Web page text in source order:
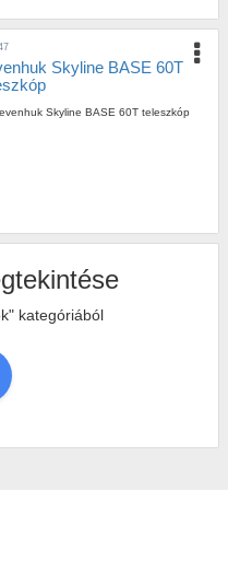
Skyline BASE 60T
Skyline BASE 60T teleszkóp
kategóriából